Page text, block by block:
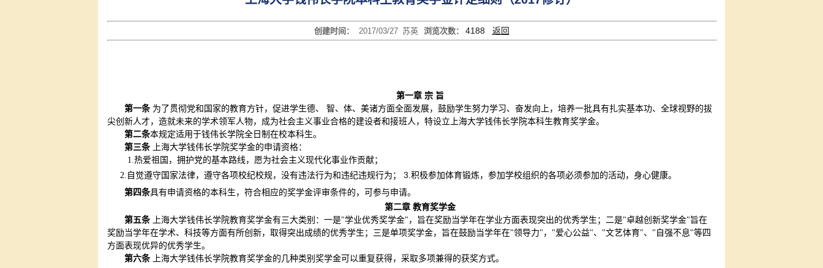
创建时间： 2017/03/27 苏英 浏览次数： 4188 返回
第一章 宗 旨
第一条 为了贯彻党和国家的教育方针，促进学生德、 智、体、美诸方面全面发展，鼓励学生努力学习、奋发向上，培养一批具有扎实基本功、全球视野的拔
尖创新人才，造就未来的学术领军人物，成为社会主义事业合格的建设者和接班人，特设立上海大学钱伟长学院本科生教育奖学金。
第二条本规定适用于钱伟长学院全日制在校本科生。
第三条
上海大学钱伟长学院奖学金的申请资格：
1.热爱祖国，拥护党的基本路线，愿为社会主义现代化事业作贡献；
2. 自觉遵守国家法律，遵守各项校纪校规，没有违法行为和违纪违规行为； 3. 积极参加体育锻炼，参加学校组织的各项必须参加的活动，身心健康。
第四条具有申请资格的本科生，符合相应的奖学金评审条件的，可参与申请。
第二章 教育奖学金
第五条 上海大学钱伟长学院教育奖学金有三大类别：一是"学业优秀奖学金"，旨在奖励当学年在学业方面表现突出的优秀学生；二是"卓越创新奖学金"旨在
奖励当学年在学术、科技等方面有所创新，取得突出成绩的优秀学生；三是单项奖学金，旨在鼓励当学年在"领导力"，"爱心公益"、"文艺体育"、"自强不息"等四
方面表现优异的优秀学生。
第六条
上海大学钱伟长学院教育奖学金的几种类别奖学金可以重复获得，采取多项兼得的获奖方式。